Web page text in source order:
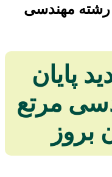
رشته مهندسی
پایان
مرتع